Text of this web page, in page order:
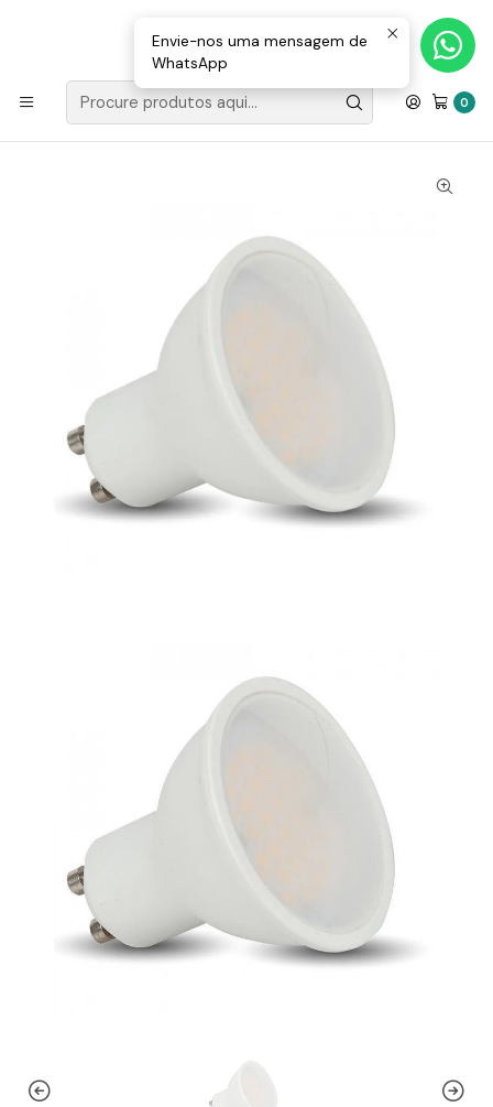
0
Loja Valongo: 220 150 143 (chamada para a rede fixa nacional) «»
E-mail: geral@movenergy.pt
Início
Lâmpada LED Luxtar GU10 Plástico 5W 100º
Envie-nos uma mensagem de
WhatsApp